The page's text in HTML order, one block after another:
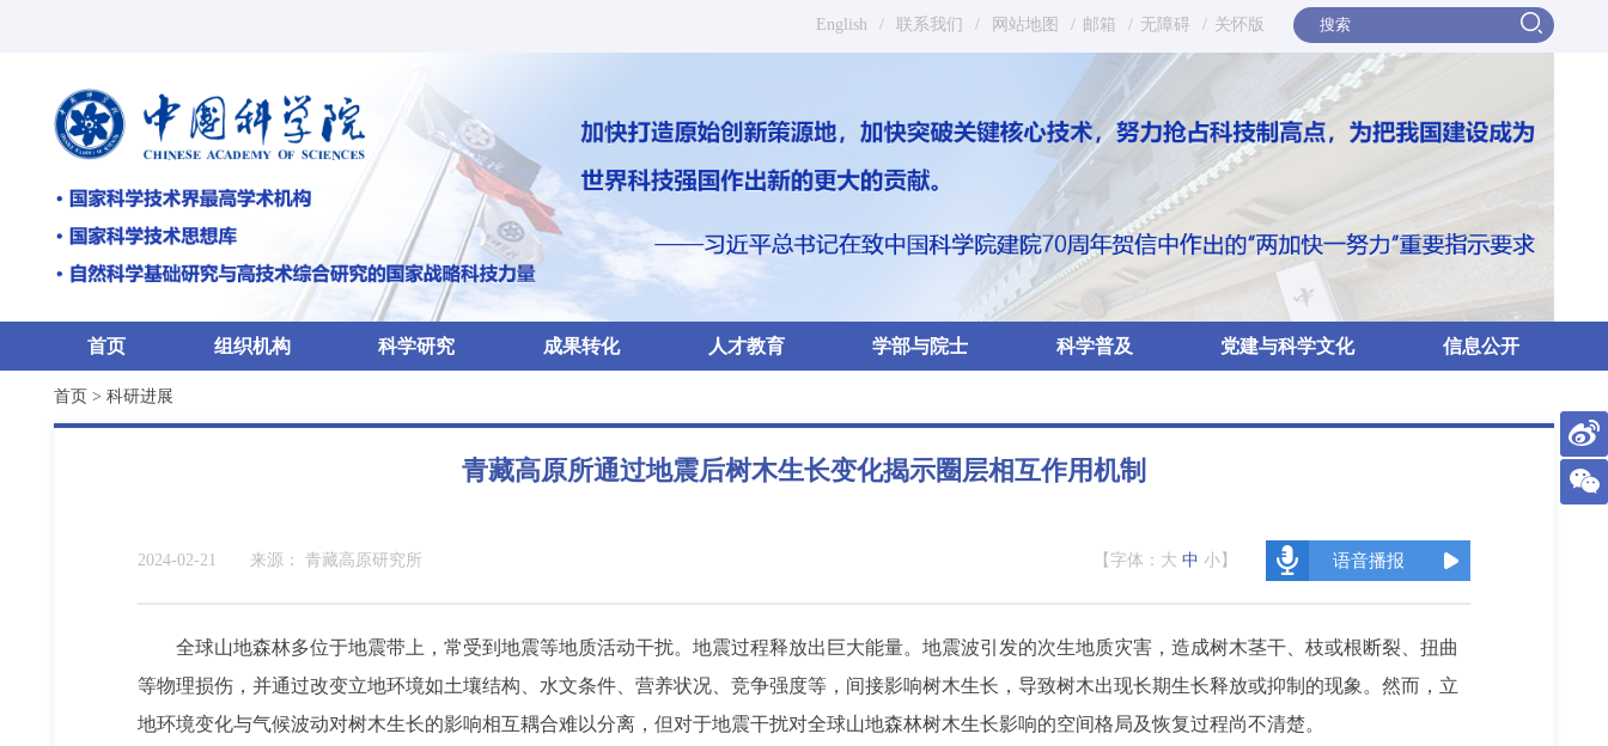
English / 联系我们 / 网站地图 / 邮箱 / 无障碍 / 关怀版
首页 组织机构 科学研究 成果转化 人才教育 学部与院士 科学普及 党建与科学文化 信息公开
首页 > 科研进展
青藏高原所通过地震后树木生长变化揭示圈层相互作用机制
2024-02-21 来源： 青藏高原研究所 【字体： 大 中 小 】 语音播报
全球山地森林多位于地震带上，常受到地震等地质活动干扰。 地震过程释放出巨大能量。地震波引发的次生地质灾害，造成树木茎干、枝或根断裂、扭曲
等物理损伤，并通过改变立地环境如土壤结构、水文条件、营养状况、竞争强度等，间接影响树木生长，导致树木出现长期生长释放或抑制的现象。然而，立
地环境变化与气候波动对树木生长的影响相互耦合难以分离，但对于地震干扰对全球山地森林树木生长影响的空间格局及恢复过程尚不清楚。